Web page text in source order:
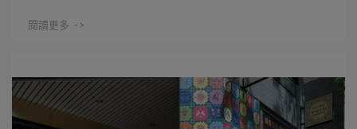
閱讀更多 ->